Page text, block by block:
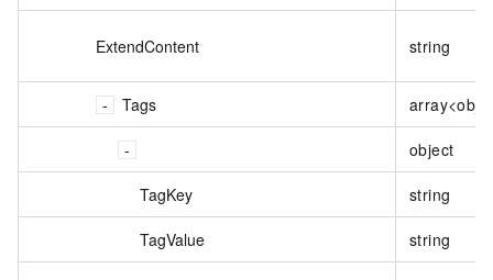
ExtendContent string
Tags
object
TagKey string
TagValue string